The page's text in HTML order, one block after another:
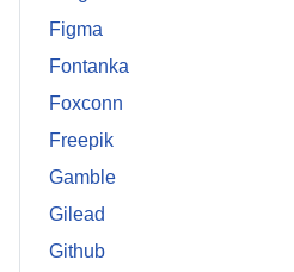
Figma
Fontanka
Foxconn
Freepik
Gamble
Gilead
Github